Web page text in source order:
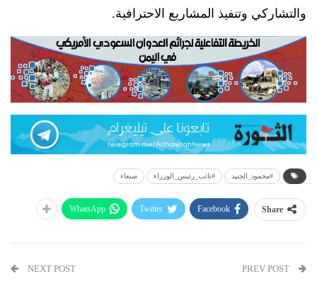
والتشاركي وتنفيذ المشاريع الاحترافية.
#محمود_الجنيد #نائب_رئيس_الوزراء صنعاء
Share
Facebook
Twitter
WhatsApp
NEXT POST